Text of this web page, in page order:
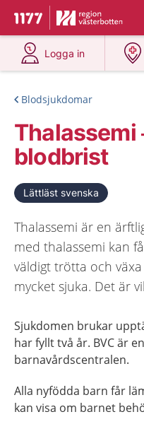
Till startsidan för 1177
Du har valt region
Logga in
på 1177.se
Blodsjukdomar
Thalassemi
blodbrist
Lättläst svenska
Thalassemi är en
med thalassemi kan
väldigt trötta och
mycket sjuka. Det är
Sjukdomen brukar
har fyllt två år. BVC är
barnavårdscentralen.
Alla nyfödda barn får
kan visa om barnet